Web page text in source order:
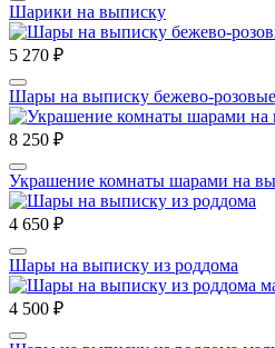
Шарики на выписку
5 270 ₽
Шары на выписку бежево-розовые
8 250 ₽
Украшение комнаты шарами на
4 650 ₽
Шары на выписку из роддома
4 500 ₽